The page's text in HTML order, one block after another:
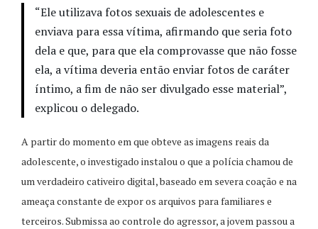
“Ele utilizava fotos sexuais de adolescentes e
enviava para essa vítima, afirmando que seria foto
dela e que, para que ela comprovasse que não fosse
ela, a vítima deveria então enviar fotos de caráter
íntimo, a fim de não ser divulgado esse material”,
explicou o delegado.
A partir do momento em que obteve as imagens reais da
adolescente, o investigado instalou o que a polícia chamou de
um verdadeiro cativeiro digital, baseado em severa coação e na
ameaça constante de expor os arquivos para familiares e
terceiros. Submissa ao controle do agressor, a jovem passou a